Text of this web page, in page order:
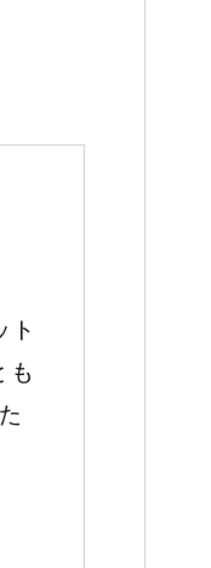
ト
も